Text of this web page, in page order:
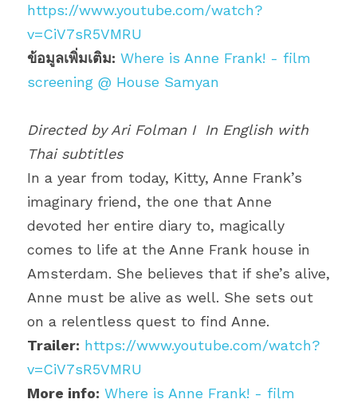
https://www.youtube.com/watch?
v=CiV7sR5VMRU
ข้อมูลเพิ่มเติม: Where is Anne Frank! - film
screening @ House Samyan
Directed by Ari Folman I In English with
Thai subtitles
In a year from today, Kitty, Anne Frank’s
imaginary friend, the one that Anne
devoted her entire diary to, magically
comes to life at the Anne Frank house in
Amsterdam. She believes that if she’s alive,
Anne must be alive as well. She sets out
on a relentless quest to find Anne.
Trailer: https://www.youtube.com/watch?
v=CiV7sR5VMRU
More info: Where is Anne Frank! - film